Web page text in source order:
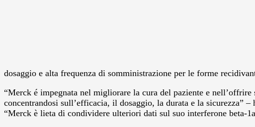
dosaggio e alta frequenza di somministrazione per le forme
“Merck é impegnata nel migliorare la cura del paziente e
concentrandosi sull’efficacia, il dosaggio, la durata e la sicurezza”
“Merck è lieta di condividere ulteriori dati sul suo interferone beta-